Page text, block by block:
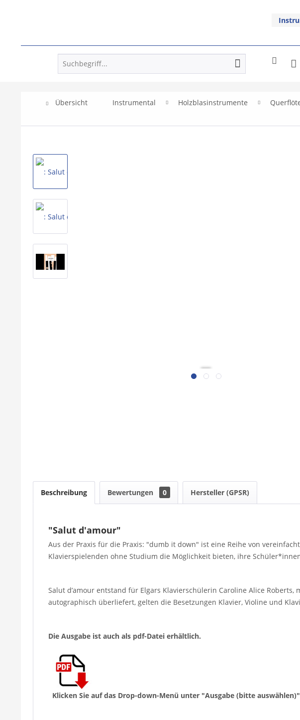
Übersicht Instrumental Holzblasinstrumente
Beschreibung Bewertungen 0 Hersteller (GPSR)
"Salut d'amour"
Aus der Praxis für die Praxis: "dumb it down" ist eine Reihe von
Klavierspielenden ohne Studium die Möglichkeit bieten, ihre
Salut d’amour entstand für Elgars Klavierschülerin Caroline Alice
autographisch überliefert, gelten die Besetzungen Klavier, Violine und
Die Ausgabe ist auch als pdf-Datei erhältlich.
Klicken Sie auf das Drop-down-Menü unter "Ausgabe (bitte auswählen)"